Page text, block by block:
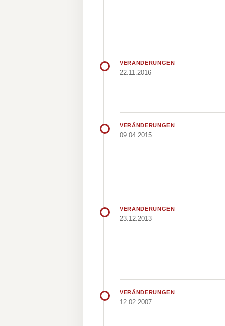
VERÄNDERUNGEN
22.11.2016
VERÄNDERUNGEN
09.04.2015
VERÄNDERUNGEN
23.12.2013
VERÄNDERUNGEN
12.02.2007